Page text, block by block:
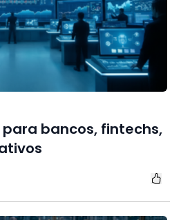
bancos, fintechs,